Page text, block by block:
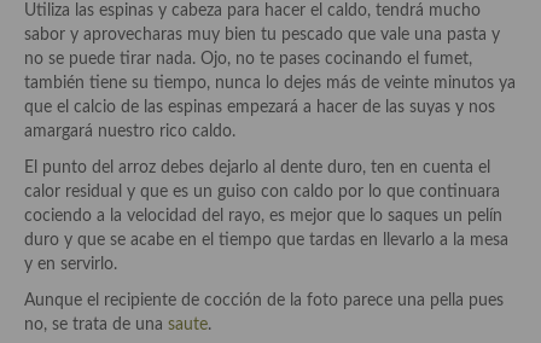
Cocina Balear
Cocina Canaria
Cocina Castellana
Cocina Castilla – La Mancha
Cocina Catalana
Cocina Extremeña
Cocina Gallega
Utiliza las espinas y cabeza para hacer el caldo, tendrá mucho
sabor y aprovecharas muy bien tu pescado que vale una pasta y
no se puede tirar nada. Ojo, no te pases cocinando el fumet,
también tiene su tiempo, nunca lo dejes más de veinte minutos ya
que el calcio de las espinas empezará a hacer de las suyas y nos
amargará nuestro rico caldo.
El punto del arroz debes dejarlo al dente duro, ten en cuenta el
calor residual y que es un guiso con caldo por lo que continuara
cociendo a la velocidad del rayo, es mejor que lo saques un pelín
duro y que se acabe en el tiempo que tardas en llevarlo a la mesa
y en servirlo.
Aunque el recipiente de cocción de la foto parece una pella pues
no, se trata de una saute.